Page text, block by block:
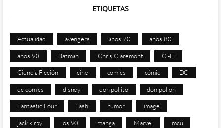
ETIQUETAS
Actualidad avengers años 70 años 80
años 90 Batman Chris Claremont Ci-Fi
Ciencia Ficción cine comics cómic DC
dc comics disney don pollito don pollon
Fantastic Four flash humor image
jack kirby los 90 manga Marvel mcu